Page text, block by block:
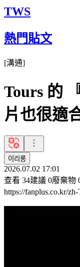
TWS
熱門貼文
[溝通]
Tours 的
片也很適
이리롱
2026.07.02 17:01
查看 34建議 0廢棄物
https://fanplus.co.kr/